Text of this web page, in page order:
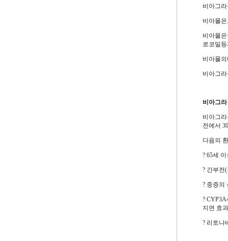
비아그
비아몰
비아몰
로코밀
비아몰
비아그
비아그
비아그
전에서
다음의
? 65세
? 간부전
? 중증의
?
지면 효
? 리토나